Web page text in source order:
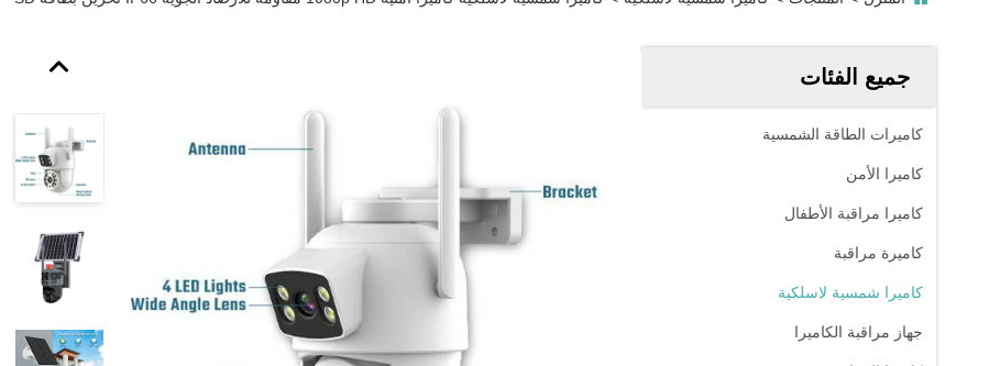
جميع الفئات
كاميرات الطاقة الشمسية
كاميرا الأمن
كاميرا مراقبة الأطفال
كاميرة مراقبة
كاميرا شمسية لاسلكية
جهاز مراقبة الكاميرا